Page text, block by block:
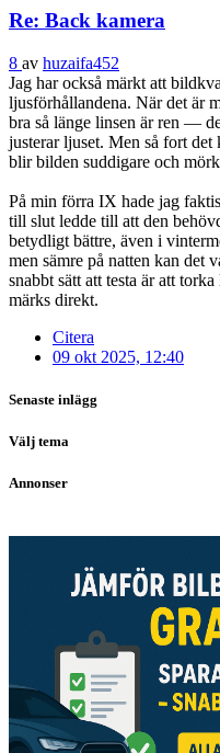
Re: Back kamera
8 av huzaifa452
Jag har också märkt att
ljusförhållandena. När det är
bra så länge linsen är ren —
justerar ljuset. Men så fort
blir bilden suddigare och
På min förra IX hade jag
till slut ledde till att den
betydligt bättre, även i
men sämre på natten kan det
snabbt sätt att testa är att
märks direkt.
Citera
09 okt 2025, 12:40
Senaste inlägg
Välj tema
Annonser